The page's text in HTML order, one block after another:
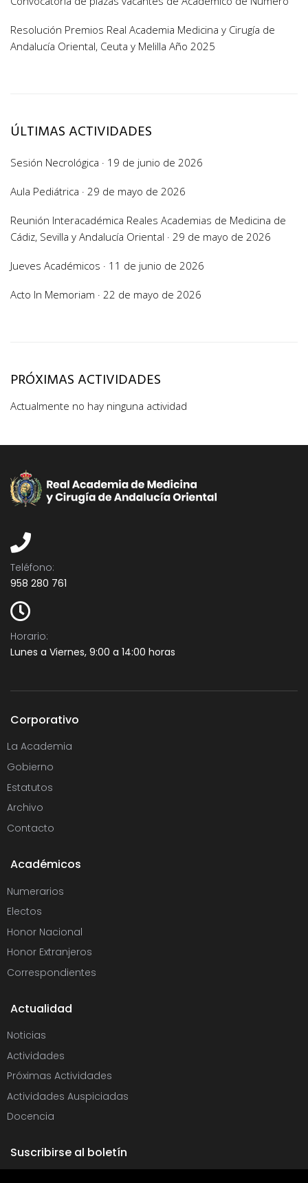
Resolución Premios Real Academia Medicina y Cirugía de
Andalucía Oriental, Ceuta y Melilla Año 2025
ÚLTIMAS ACTIVIDADES
Sesión Necrológica · 19 de junio de 2026
Aula Pediátrica · 29 de mayo de 2026
Reunión Interacadémica Reales Academias de Medicina de
Cádiz, Sevilla y Andalucía Oriental · 29 de mayo de 2026
Jueves Académicos · 11 de junio de 2026
Acto In Memoriam · 22 de mayo de 2026
PRÓXIMAS ACTIVIDADES
Actualmente no hay ninguna actividad
Teléfono:​
958 280 761
Horario:
Lunes a Viernes, 9:00 a 14:00 horas
Corporativo
La Academia
Gobierno
Estatutos
Archivo
Contacto
Académicos
Numerarios
Electos
Honor Nacional
Honor Extranjeros
Correspondientes
Actualidad
Noticias
Actividades
Próximas Actividades
Actividades Auspiciadas
Docencia
Suscribirse al boletín